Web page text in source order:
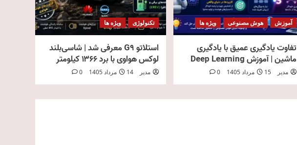
آموزش هوش مصنوعی ویژه ها
تفاوت یادگیری عمیق با یادگیری
ماشین | آموزش Deep Learning
مدیر 15 مرداد 1405 0
تکنولوژی ویژه ها
استلاتو G9 معرفی شد | شاسی‌بلند
لوکس هواوی با برد ۱۳۶۶ کیلومتر
مدیر 14 مرداد 1405 0